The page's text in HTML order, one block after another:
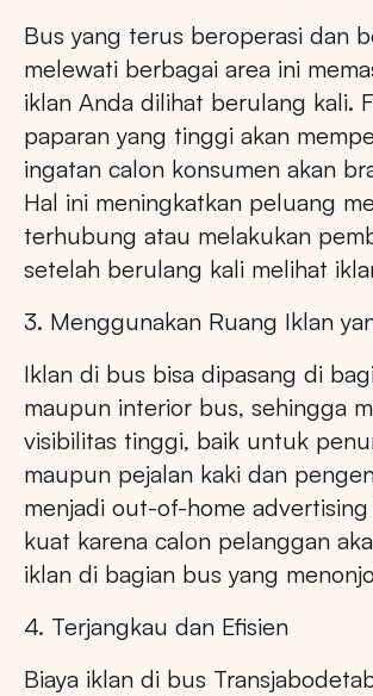
Bus yang terus beroperasi dan
melewati berbagai area ini
iklan Anda dilihat berulang kali.
paparan yang tinggi akan
ingatan calon konsumen akan
Hal ini meningkatkan peluang
terhubung atau melakukan
setelah berulang kali melihat
3. Menggunakan Ruang Iklan
Iklan di bus bisa dipasang di
maupun interior bus, sehingga
visibilitas tinggi, baik untuk
maupun pejalan kaki dan
menjadi out-of-home advertising
kuat karena calon pelanggan
iklan di bagian bus yang
4. Terjangkau dan Efisien
Biaya iklan di bus